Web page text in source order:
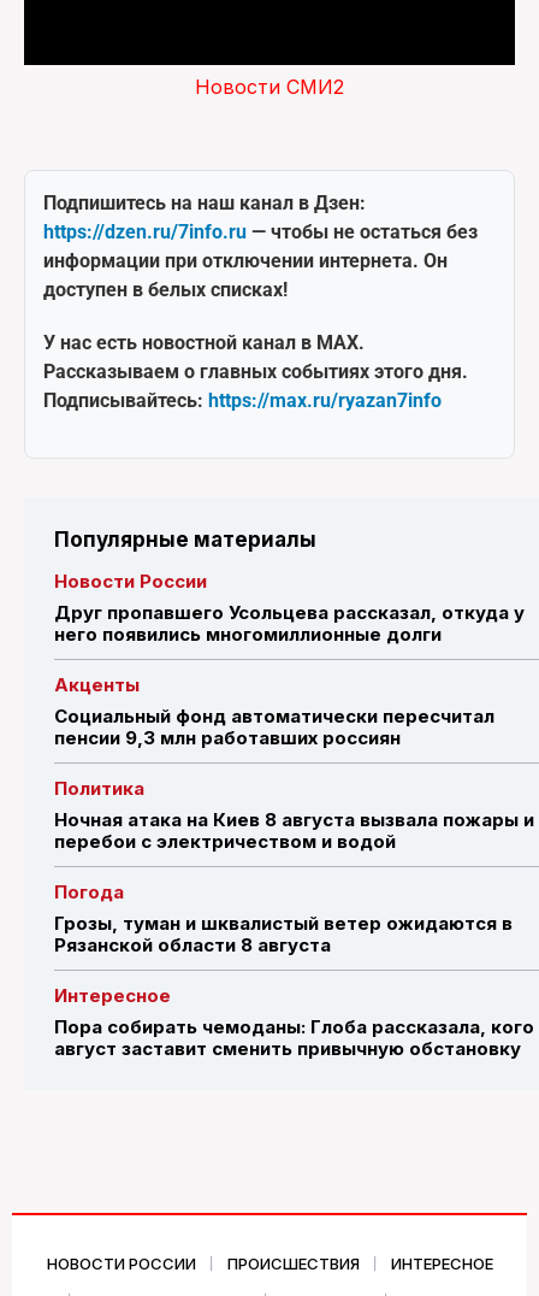
Новости СМИ2
Подпишитесь на наш канал в Дзен:
https://dzen.ru/7info.ru — чтобы не остаться без
информации при отключении интернета. Он
доступен в белых списках!
У нас есть новостной канал в MAX.
Рассказываем о главных событиях этого дня.
Подписывайтесь: https://max.ru/ryazan7info
Популярные материалы
Новости России
Друг пропавшего Усольцева рассказал, откуда у
него появились многомиллионные долги
Акценты
Социальный фонд автоматически пересчитал
пенсии 9,3 млн работавших россиян
Политика
Ночная атака на Киев 8 августа вызвала пожары и
перебои с электричеством и водой
Погода
Грозы, туман и шквалистый ветер ожидаются в
Рязанской области 8 августа
Интересное
Пора собирать чемоданы: Глоба рассказала, кого
август заставит сменить привычную обстановку
НОВОСТИ РОССИИ ПРОИСШЕСТВИЯ
ИНТЕРЕСНОЕ